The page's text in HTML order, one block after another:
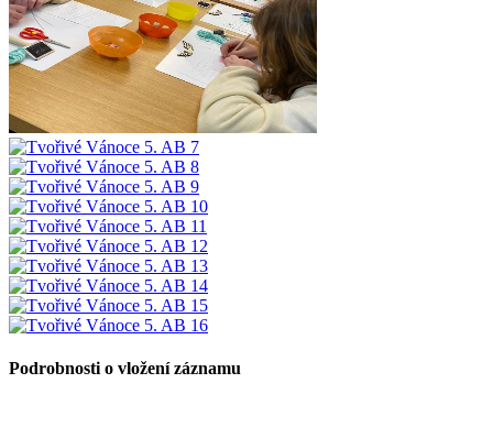
Podrobnosti o vložení záznamu